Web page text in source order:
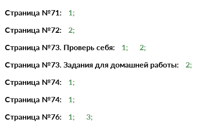
Страница №71:
1;
Страница №72:
2;
Страница №73. Проверь себя:
1;
2;
Страница №73. Задания для домашней работы:
2;
Страница №74:
1;
Страница №74:
1;
Страница №76:
1;
3;